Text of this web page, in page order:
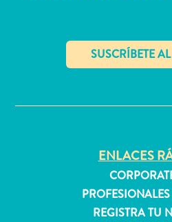
ENLACES
REGISTRA TU